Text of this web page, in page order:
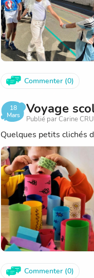
Commenter (0)
18
Mars
Voyage
Publié par Carine
Quelques petits clichés
Commenter (0)